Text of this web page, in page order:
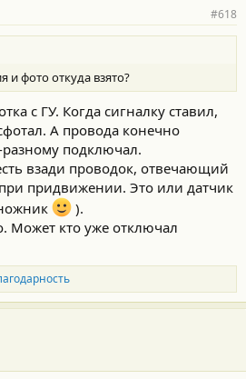
#618
и фото откуда взято?
с ГУ. Когда сигналку ставил,
А провода конечно
подключал.
взади проводок, отвечающий
придвижении. Это или датчик
).
Может кто уже отключал